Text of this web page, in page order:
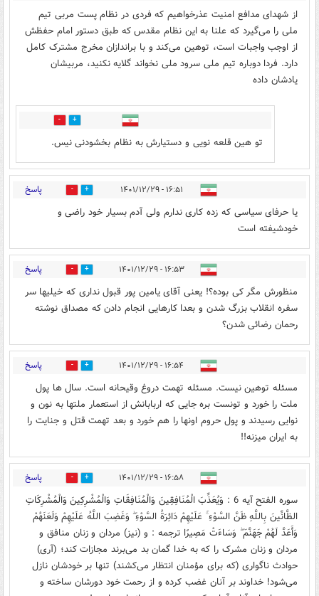
از شهدای مدافع امنیت عذرخواهیم که فردی در نظام پست مربی تیم
ملی را می‌گیرد که علنا به این نظام مقدس که طبق دستور امام حفظش
از اوجب واجبات است، توهین می‌کند و با براندازان مخرج مشترک کامل
دارد. فردا دوباره تیم ملی سرود ملی نخواند گلایه نکنید، مربیشان
یادشان داده
0
تو هین قلعه نویی و دستیارش به نظام بخشودنی نیس.
۱۶:۵۱ - ۱۴۰۱/۱۲/۲۹ 0 پاسخ
یا حرفای سیاسی که زده کاری ندارم ولی آدم بسیار خود راضی و
خودشیفته است
۱۶:۵۳ - ۱۴۰۱/۱۲/۲۹ 2 پاسخ
منظورش مگر کی بوده؟! یعنی آقای یامین پور قبول نداری که خیلیها سر
سفره انقلاب بزرگ شدن و بعدا کارهایی انجام دادن که مصداق نوشته
رحمان رضائی شدن؟
۱۶:۵۴ - ۱۴۰۱/۱۲/۲۹ 1 پاسخ
مسئله توهین نیست. مسئله تهمت دروغ وقیحانه است. سال ها پول
ملت را خورد و تونست بره جایی که اربابانش از استعمار ملتها به نون و
نوایی رسیدند و پول حروم اونها را هم خورد و بعد تهمت قتل و جنایت را
به ایران میزنه!!
۱۶:۵۸ - ۱۴۰۱/۱۲/۲۹ 2 پاسخ
سوره الفتح آیه 6 : وَيُعَذِّبَ الْمُنَافِقِينَ وَالْمُنَافِقَاتِ وَالْمُشْرِكِينَ وَالْمُشْرِكَاتِ
الظَّانِّينَ بِاللَّهِ ظَنَّ السَّوْءِ ۚ عَلَيْهِمْ دَائِرَةُ السَّوْءِ ۖ وَغَضِبَ اللَّهُ عَلَيْهِمْ وَلَعَنَهُمْ
وَأَعَدَّ لَهُمْ جَهَنَّمَ ۖ وَسَاءَتْ مَصِيرًا ترجمه : و (نیز) مردان و زنان منافق و
مردان و زنان مشرک را که به خدا گمان بد می‌برند مجازات کند؛ (آری)
حوادث ناگواری (که برای مؤمنان انتظار می‌کشند) تنها بر خودشان نازل
می‌شود! خداوند بر آنان غضب کرده و از رحمت خود دورشان ساخته و